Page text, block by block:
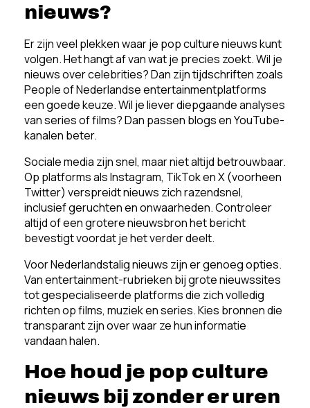
nieuws?
Er zijn veel plekken waar je pop culture nieuws kunt
volgen. Het hangt af van wat je precies zoekt. Wil je
nieuws over celebrities? Dan zijn tijdschriften zoals
People of Nederlandse entertainmentplatforms
een goede keuze. Wil je liever diepgaande analyses
van series of films? Dan passen blogs en YouTube-
kanalen beter.
Sociale media zijn snel, maar niet altijd betrouwbaar.
Op platforms als Instagram, TikTok en X (voorheen
Twitter) verspreidt nieuws zich razendsnel,
inclusief geruchten en onwaarheden. Controleer
altijd of een grotere nieuwsbron het bericht
bevestigt voordat je het verder deelt.
Voor Nederlandstalig nieuws zijn er genoeg opties.
Van entertainment-rubrieken bij grote nieuwssites
tot gespecialiseerde platforms die zich volledig
richten op films, muziek en series. Kies bronnen die
transparant zijn over waar ze hun informatie
vandaan halen.
Hoe houd je pop culture
nieuws bij zonder er uren